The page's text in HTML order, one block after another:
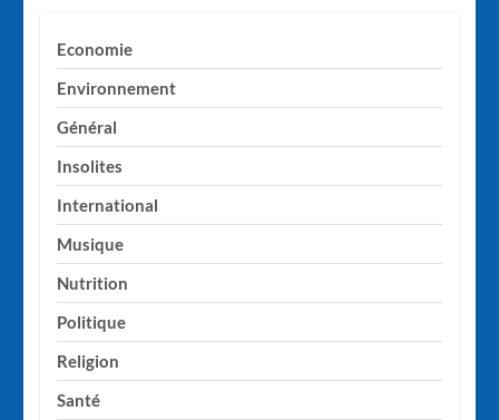
Economie
Environnement
Général
Insolites
International
Musique
Nutrition
Politique
Religion
Santé